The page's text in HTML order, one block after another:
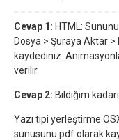
Cevap 1: HTML:
Dosya > Şuraya Aktar
kaydediniz.
verilir.
Cevap 2: Bildiğim
Yazı tipi yerleştirme
sunusunu pdf olarak